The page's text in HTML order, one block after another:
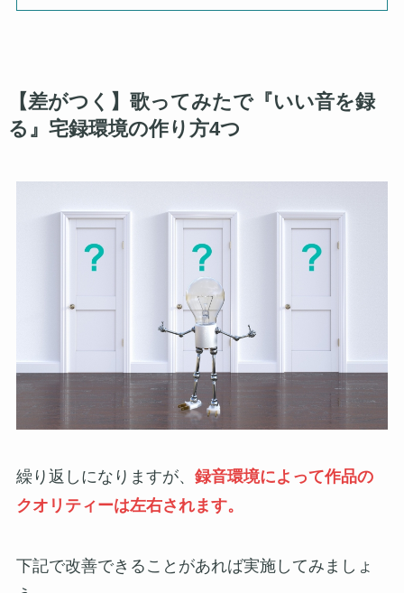
【差がつく】歌ってみたで『いい音を録
る』宅録環境の作り方4つ
繰り返しになりますが、 録音環境によって作品の
クオリティーは左右されます。
下記で改善できることがあれば実施してみましょ